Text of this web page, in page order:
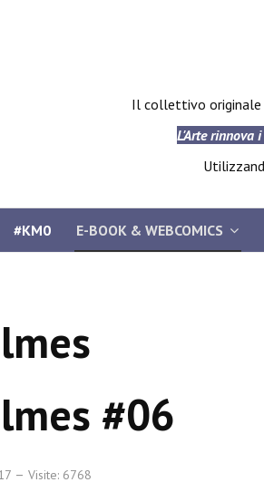
Il collettivo originale
L'Arte rinnova
#KM0 E-BOOK & WEBCOMICS
#06
Visite: 6768